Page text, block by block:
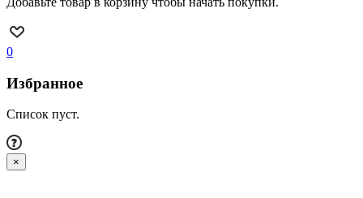
0
Избранное
Список пуст.
×